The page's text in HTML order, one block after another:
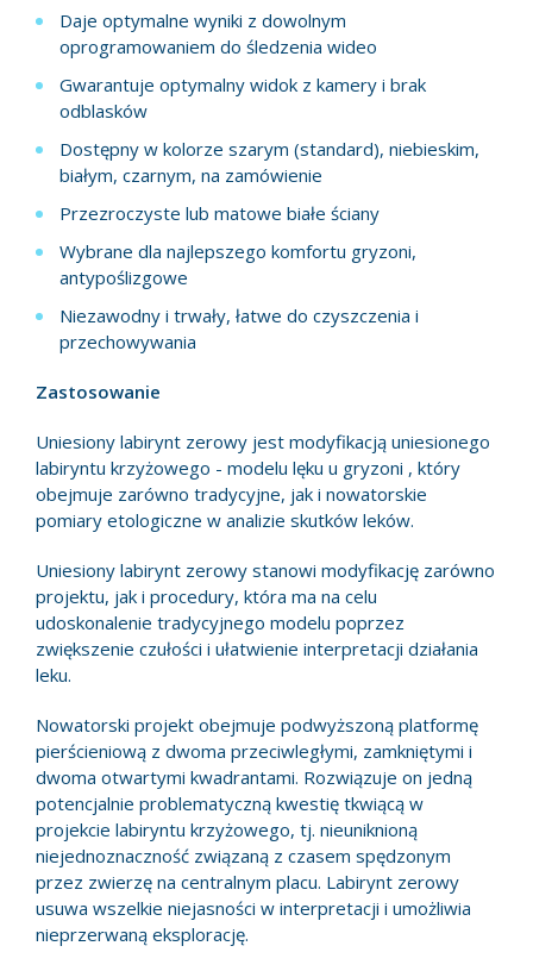
Daje optymalne wyniki z dowolnym
oprogramowaniem do śledzenia wideo
Gwarantuje optymalny widok z kamery i brak
odblasków
Dostępny w kolorze szarym (standard), niebieskim,
białym, czarnym, na zamówienie
Przezroczyste lub matowe białe ściany
Wybrane dla najlepszego komfortu gryzoni,
antypoślizgowe
Niezawodny i trwały, łatwe do czyszczenia i
przechowywania
Zastosowanie
Uniesiony labirynt zerowy jest modyfikacją uniesionego
labiryntu krzyżowego - modelu lęku u gryzoni , który
obejmuje zarówno tradycyjne, jak i nowatorskie
pomiary etologiczne w analizie skutków leków.
Uniesiony labirynt zerowy stanowi modyfikację zarówno
projektu, jak i procedury, która ma na celu
udoskonalenie tradycyjnego modelu poprzez
zwiększenie czułości i ułatwienie interpretacji działania
leku.
Nowatorski projekt obejmuje podwyższoną platformę
pierścieniową z dwoma przeciwległymi, zamkniętymi i
dwoma otwartymi kwadrantami. Rozwiązuje on jedną
potencjalnie problematyczną kwestię tkwiącą w
projekcie labiryntu krzyżowego, tj. nieuniknioną
niejednoznaczność związaną z czasem spędzonym
przez zwierzę na centralnym placu. Labirynt zerowy
usuwa wszelkie niejasności w interpretacji i umożliwia
nieprzerwaną eksplorację.